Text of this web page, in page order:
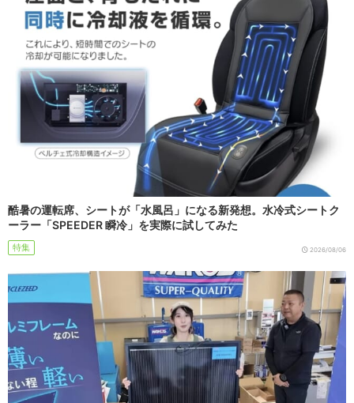
酷暑の運転席、シートが「水風呂」になる新発想。水冷式シートク
ーラー「SPEEDER 瞬冷」を実際に試してみた
特集 2026/08/06